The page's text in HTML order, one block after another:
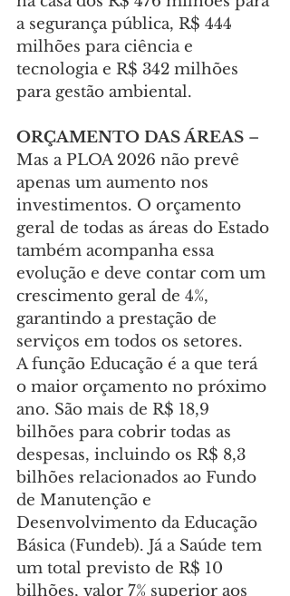
a segurança pública, R$ 444
milhões para ciência e
tecnologia e R$ 342 milhões
para gestão ambiental.
ORÇAMENTO DAS ÁREAS –
Mas a PLOA 2026 não prevê
apenas um aumento nos
investimentos. O orçamento
geral de todas as áreas do Estado
também acompanha essa
evolução e deve contar com um
crescimento geral de 4%,
garantindo a prestação de
serviços em todos os setores.
A função Educação é a que terá
o maior orçamento no próximo
ano. São mais de R$ 18,9
bilhões para cobrir todas as
despesas, incluindo os R$ 8,3
bilhões relacionados ao Fundo
de Manutenção e
Desenvolvimento da Educação
Básica (Fundeb). Já a Saúde tem
um total previsto de R$ 10
bilhões, valor 7% superior aos